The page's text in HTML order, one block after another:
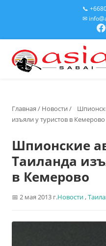
📞
✉
Главная / Новости /
изъяли у туристов в Кемерово
Шпионские
Таиланда
в Кемерово
2 мая 2013 г.Новости,